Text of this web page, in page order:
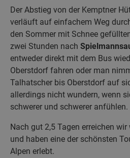
Der Abstieg von der Kemptner
verläuft auf einfachem Weg
den Sommer mit Schnee
zwei Stunden nach
entweder direkt mit dem Bus
Oberstdorf fahren oder man
Talhatscher bis Oberstdorf auf
allerdings nicht wundern, wenn
schwerer und schwerer anfühlen.
Nach gut 2,5 Tagen erreichen
und haben eine der schönsten
Alpen erlebt.